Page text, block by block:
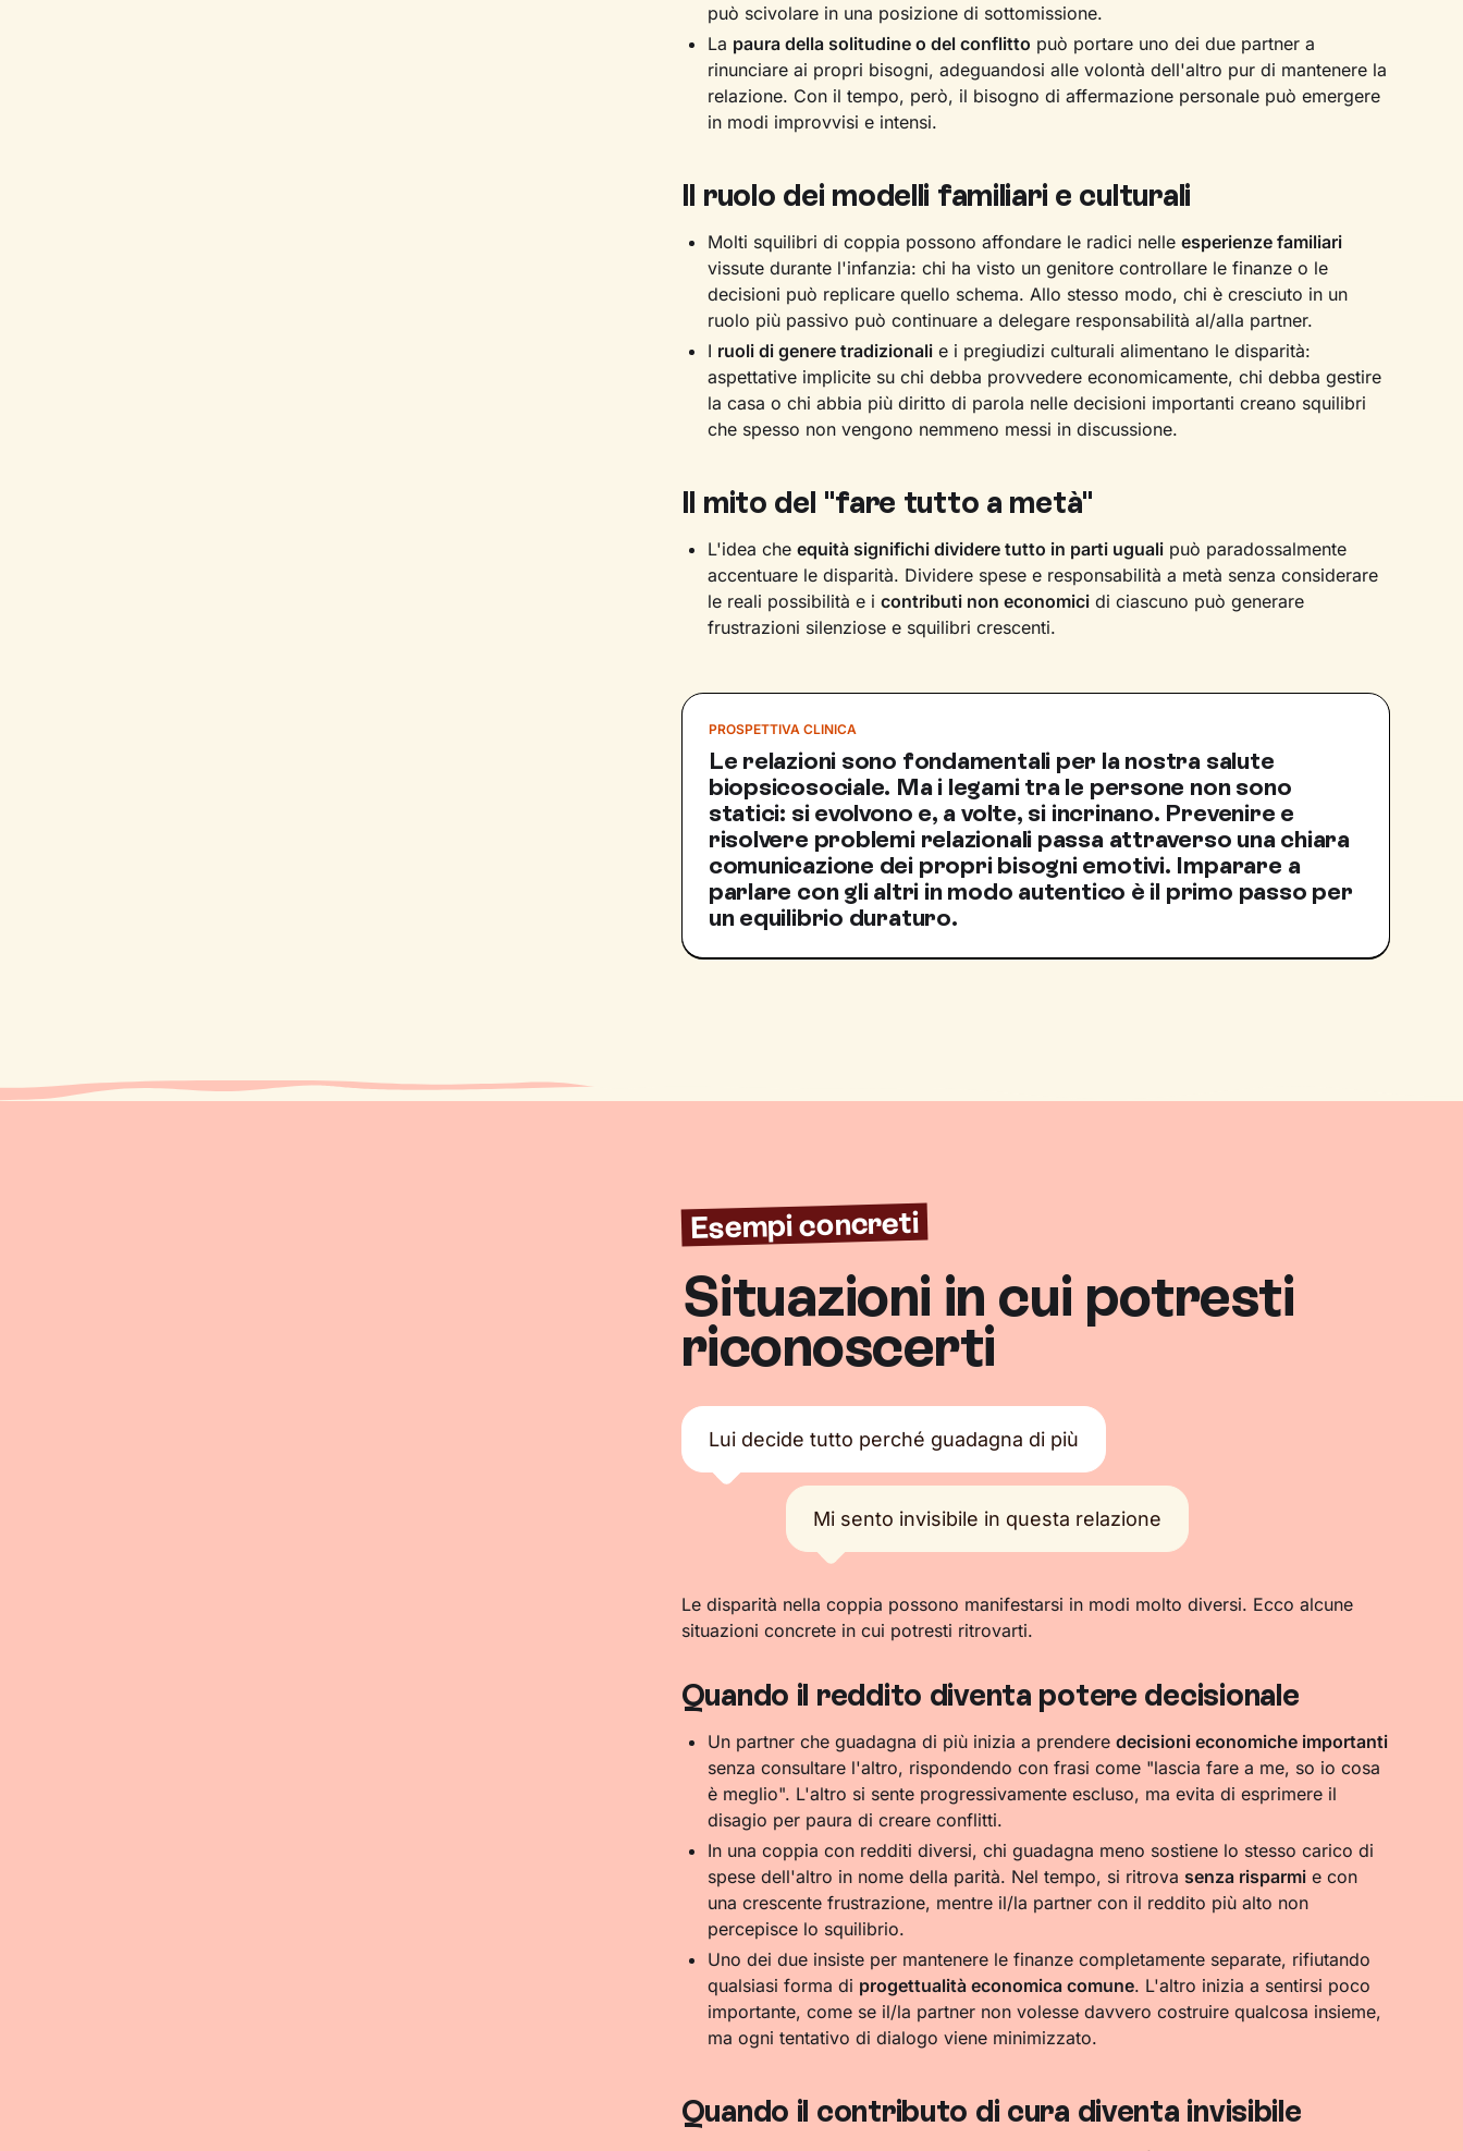
può scivolare in una posizione di sottomissione.
La paura della solitudine o del conflitto può portare uno dei due partner a
rinunciare ai propri bisogni, adeguandosi alle volontà dell'altro pur di mantenere la
relazione. Con il tempo, però, il bisogno di affermazione personale può emergere
in modi improvvisi e intensi.
Il ruolo dei modelli familiari e culturali
Molti squilibri di coppia possono affondare le radici nelle esperienze familiari
vissute durante l'infanzia: chi ha visto un genitore controllare le finanze o le
decisioni può replicare quello schema. Allo stesso modo, chi è cresciuto in un
ruolo più passivo può continuare a delegare responsabilità al/alla partner.
I ruoli di genere tradizionalie i pregiudizi culturali alimentano le disparità:
aspettative implicite su chi debba provvedere economicamente, chi debba gestire
la casa o chi abbia più diritto di parola nelle decisioni importanti creano squilibri
che spesso non vengono nemmeno messi in discussione.
Il mito del "fare tutto a metà"
L'idea che equità significhi dividere tutto in parti ugualipuò paradossalmente
accentuare le disparità. Dividere spese e responsabilità a metà senza considerare
le reali possibilità e i contributi non economicidi ciascuno può generare
frustrazioni silenziose e squilibri crescenti.
PROSPETTIVA CLINICA
Le relazioni sono fondamentali per la nostra salute
biopsicosociale. Ma i legami tra le persone non sono
statici: si evolvono e, a volte, si incrinano. Prevenire e
risolvere problemi relazionali passa attraverso una chiara
comunicazione dei propri bisogni emotivi. Imparare a
parlare con gli altri in modo autentico è il primo passo per
un equilibrio duraturo.
Esempi concreti
Situazioni in cui potresti
riconoscerti
Lui decide tutto perché guadagna di più
Mi sento invisibile in questa relazione
Le disparità nella coppia possono manifestarsi in modi molto diversi. Ecco alcune
situazioni concrete in cui potresti ritrovarti.
Quando il reddito diventa potere decisionale
Un partner che guadagna di più inizia a prendere decisioni economiche importanti
senza consultare l'altro, rispondendo con frasi come "lascia fare a me, so io cosa
è meglio". L'altro si sente progressivamente escluso, ma evita di esprimere il
disagio per paura di creare conflitti.
In una coppia con redditi diversi, chi guadagna meno sostiene lo stesso carico di
spese dell'altro in nome della parità. Nel tempo, si ritrova senza risparmie con
una crescente frustrazione, mentre il/la partner con il reddito più alto non
percepisce lo squilibrio.
Uno dei due insiste per mantenere le finanze completamente separate, rifiutando
qualsiasi forma di progettualità economica comune. L'altro inizia a sentirsi poco
importante, come se il/la partner non volesse davvero costruire qualcosa insieme,
ma ogni tentativo di dialogo viene minimizzato.
Quando il contributo di cura diventa invisibile